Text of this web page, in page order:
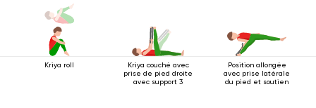
Kriya roll
Kriya couché avec
prise de pied droite
avec support 3
Position allongée
avec prise latérale
du pied et soutien